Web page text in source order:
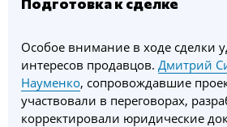
Особое внимание в ходе сделки
интересов продавцов. Дмитрий
Науменко, сопровождавшие
участвовали в переговорах,
корректировали юридические